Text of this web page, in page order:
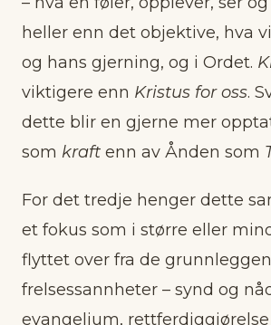
heller enn det objektive, hva
og hans gjerning, og i Ordet.
viktigere enn Kristus for oss.
dette blir en gjerne mer
som kraft enn av Ånden som
For det tredje henger dette
et fokus som i større eller
flyttet over fra de
frelsessannheter – synd og
evangelium, rettferdiggjørelse